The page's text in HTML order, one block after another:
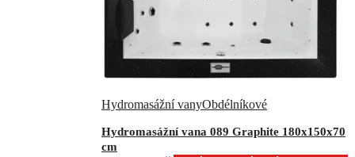
Hydromasážní vanyObdélníkové
Hydromasážní vana 089 Graphite 180x150x70
cm